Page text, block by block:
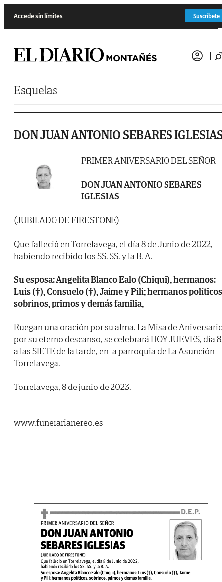
Accede sin límites Suscríbete
Esquelas
DON JUAN ANTONIO SEBARES
PRIMER ANIVERSARIO DEL SEÑOR
DON JUAN ANTONIO SEBARES
IGLESIAS
(JUBILADO DE FIRESTONE)
Que falleció en Torrelavega, el día 8 de Junio de 2022,
habiendo recibido los SS. SS. y la B. A.
Su esposa: Angelita Blanco Ealo (Chiqui), hermanos:
Luis (†), Consuelo (†), Jaime y Pili; hermanos
sobrinos, primos y demás familia,
Ruegan una oración por su alma. La Misa de
por su eterno descanso, se celebrará HOY JUEVES, día
a las SIETE de la tarde, en la parroquia de La Asunción -
Torrelavega.
Torrelavega, 8 de junio de 2023.
www.funerarianereo.es